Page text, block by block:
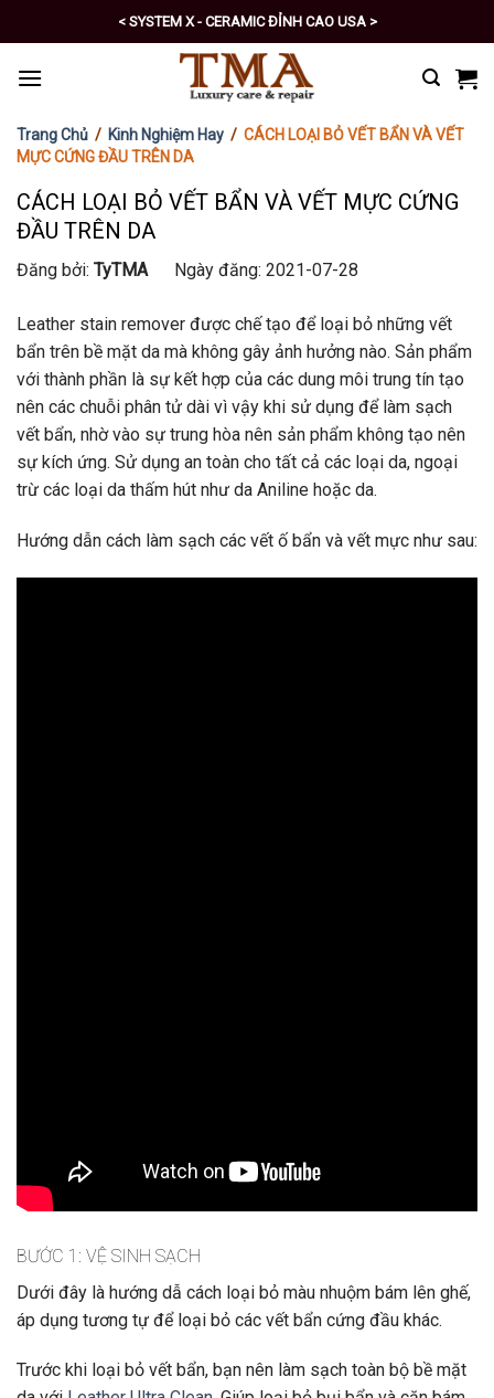
to
content
< SYSTEM X - CERAMIC ĐỈNH CAO USA >
< PRO - TỰ CHĂM SÓC XE SỐ 1 >
Trang Chủ / Kinh Nghiệm Hay / CÁCH LOẠI BỎ VẾT BẨN VÀ VẾT
MỰC CỨNG ĐẦU TRÊN DA
CÁCH LOẠI BỎ VẾT BẨN VÀ VẾT MỰC CỨNG
ĐẦU TRÊN DA
Đăng bởi: TyTMA Ngày đăng: 2021-07-28
Leather stain remover được chế tạo để loại bỏ những vết
bẩn trên bề mặt da mà không gây ảnh hưởng nào. Sản phẩm
với thành phần là sự kết hợp của các dung môi trung tín tạo
nên các chuỗi phân tử dài vì vậy khi sử dụng để làm sạch
vết bẩn, nhờ vào sự trung hòa nên sản phẩm không tạo nên
sự kích ứng. Sử dụng an toàn cho tất cả các loại da, ngoại
trừ các loại da thấm hút như da Aniline hoặc da.
Hướng dẫn cách làm sạch các vết ố bẩn và vết mực như sau:
BƯỚC 1: VỆ SINH SẠCH
Dưới đây là hướng dẫ cách loại bỏ màu nhuộm bám lên ghế,
áp dụng tương tự để loại bỏ các vết bẩn cứng đầu khác.
Trước khi loại bỏ vết bẩn, bạn nên làm sạch toàn bộ bề mặt